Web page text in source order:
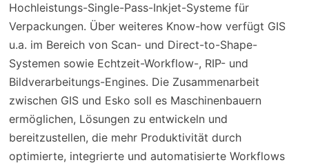
Hochleistungs-Single-Pass-Inkjet-Systeme für
Verpackungen. Über weiteres Know-how verfügt GIS
u.a. im Bereich von Scan- und Direct-to-Shape-
Systemen sowie Echtzeit-Workflow-, RIP- und
Bildverarbeitungs-Engines. Die Zusammenarbeit
zwischen GIS und Esko soll es Maschinenbauern
ermöglichen, Lösungen zu entwickeln und
bereitzustellen, die mehr Produktivität durch
optimierte, integrierte und automatisierte Workflows